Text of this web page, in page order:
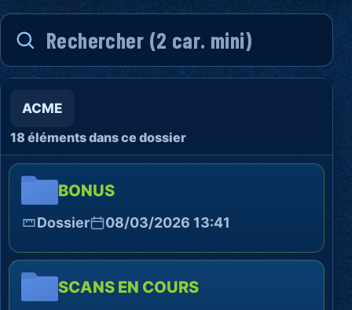
ACME
18 éléments dans ce dossier
BONUS
Dossier 08/03/2026 13:41
SCANS EN COURS